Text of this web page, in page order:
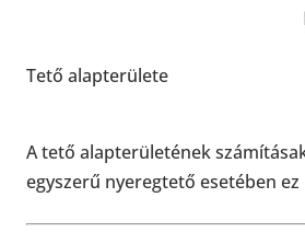
Tető alapterülete
A tető alapterületének
egyszerű nyeregtető esetében